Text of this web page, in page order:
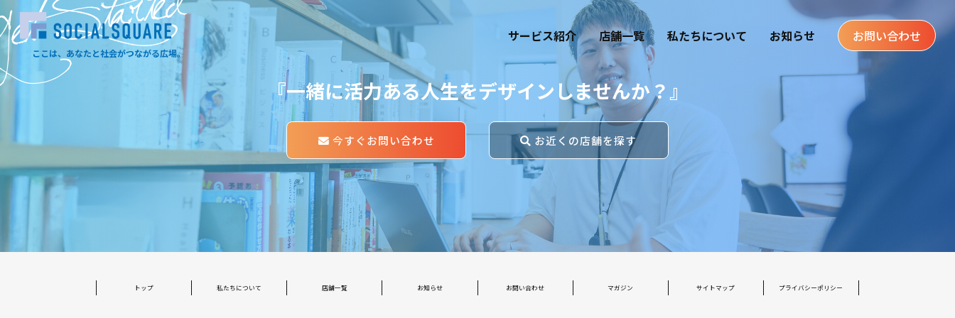
ここは、あなたと社会がつながる広場。
サービス紹介 店舗一覧 私たちについて お知らせ お問い合わせ
『一緒に活力ある人生をデザインしませんか？』
今すぐお問い合わせ お近くの店舗を探す
トップ 私たちについて 店舗一覧 お知らせ お問い合わせ マガジン サイトマップ プライバシーポリシー